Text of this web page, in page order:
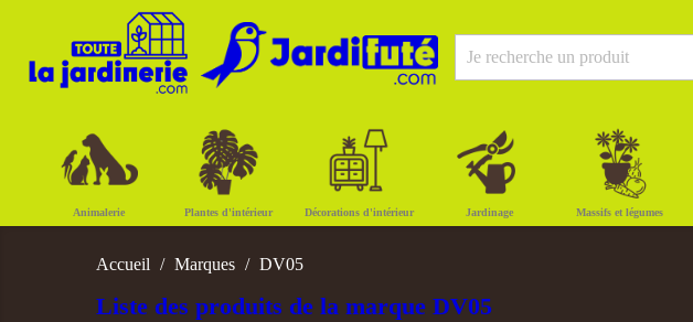
Animalerie Plantes d'intérieur Décorations d'intérieur Jardinage Massifs et légumes
Accueil Marques DV05
Liste des produits de la marque DV05